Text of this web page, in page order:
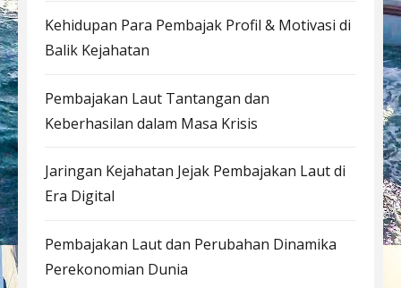
Kehidupan Para Pembajak Profil & Motivasi di
Balik Kejahatan
Pembajakan Laut Tantangan dan
Keberhasilan dalam Masa Krisis
Jaringan Kejahatan Jejak Pembajakan Laut di
Era Digital
Pembajakan Laut dan Perubahan Dinamika
Perekonomian Dunia